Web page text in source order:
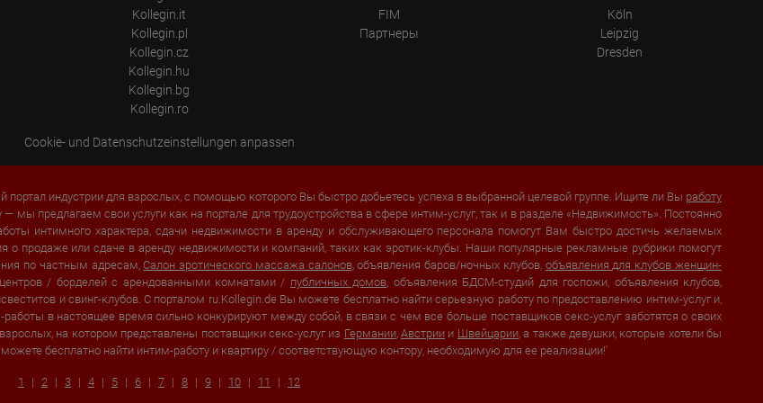
pseudonymous user profiles can be created from the processed
may also transfer this information to third parties where
to do so by law, or where such third parties process the
on Google's behalf. The IP address of users is shortened by
within member states of the European Union or in other
states to the Agreement on the European Economic Area,
that all data is collected anonymously. Only in exceptional
the full IP address be transmitted to a Google server in the USA
with other data from Google.
collected on visitor behavior is as follows:
system
(PC, tablet PC or smartphone)
and any add-ons used
of the computer
source (Facebook, search engine, or referring website)
files were downloaded?
videos were watched?
any advertising banners clicked?
did the visitor go? Did he click on other pages of the portal or
leave it completely?
did the visitor stay?
processing:
Kollegin.it
Kollegin.pl
Kollegin.cz
Kollegin.hu
Kollegin.bg
Kollegin.ro
FIM
Партнеры
Köln
Leipzig
Dresden
Cookie- und Datenschutzeinstellungen anpassen
индустрии для взрослых, с помощью которого Вы быстро добьетесь успеха в выбранной целевой группе. Ищите ли Вы работу
мы предлагаем свои услуги как на портале для трудоустройства в сфере интим-услуг, так и в разделе «Недвижимость». Постоянно
интимного характера, сдачи недвижимости в аренду и обслуживающего персонала помогут Вам быстро достичь желаемых
о продаже или сдаче в аренду недвижимости и компаний, таких как эротик-клубы. Наши популярные рекламные рубрики помогут
по частным адресам, Салон эротического массажа салонов, объявления баров/ночных клубов, объявления для клубов женщин-
центров / борделей с арендованными комнатами / публичных домов, объявления БДСМ-студий для госпожи, объявления клубов,
и свинг-клубов. С порталом ru.Kollegin.de Вы можете бесплатно найти серьезную работу по предоставлению интим-услуг и,
в настоящее время сильно конкурируют между собой, в связи с чем все больше поставщиков секс-услуг заботятся о своих
на котором представлены поставщики секс-услуг из Германии, Австрии и Швейцарии, а также девушки, которые хотели бы
бесплатно найти интим-работу и квартиру / соответствующую контору, необходимую для ее реализации!'
1 2 3 4 5 6 7 8 9 10 11 12